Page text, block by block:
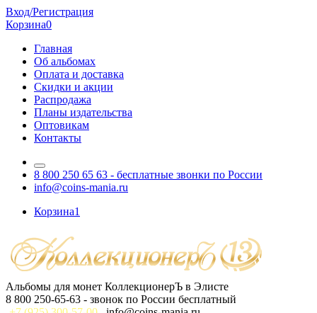
Вход/Регистрация
Корзина0
Главная
Об альбомах
Оплата и доставка
Скидки и акции
Распродажа
Планы издательства
Оптовикам
Контакты
8 800 250 65 63 - бесплатные звонки по России
info@coins-mania.ru
Корзина1
Альбомы для монет КоллекционерЪ в Элисте
8 800 250-65-63 - звонок по России бесплатный